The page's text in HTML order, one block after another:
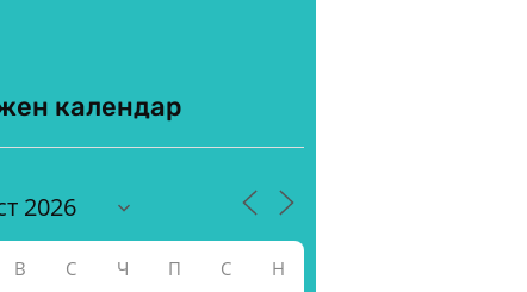
и международния
календар
В С Ч П С Н